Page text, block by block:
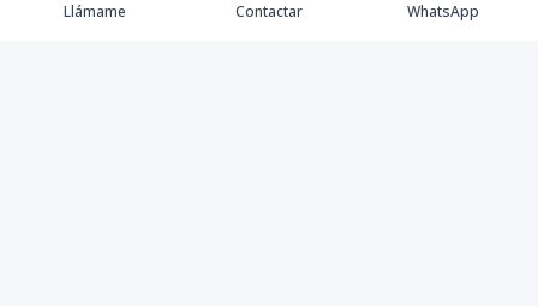
Llámame Contactar WhatsApp